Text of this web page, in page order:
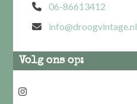
06-86613412
info@droogvintage.nl
Volg ons op:
Instagram